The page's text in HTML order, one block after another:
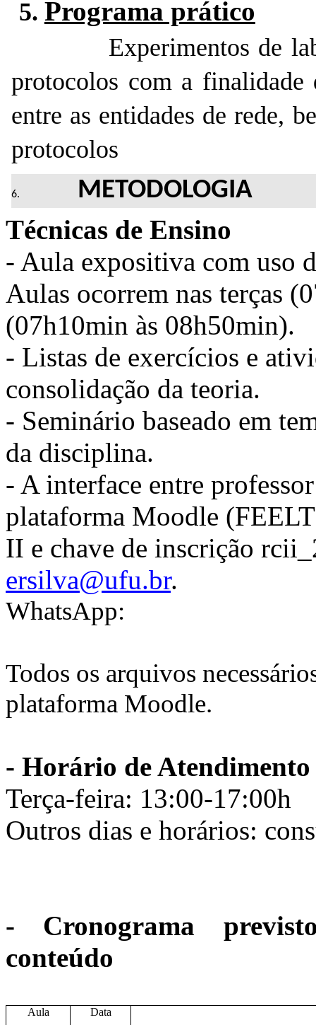
5. Programa prático
Experimentos de
protocolos com a finalidade
entre as entidades de rede,
protocolos
METODOLOGIA
Técnicas de Ensino
- Aula expositiva com uso
Aulas ocorrem nas terças
(07h10min às 08h50min).
- Listas de exercícios e
consolidação da teoria.
- Seminário baseado em
da disciplina.
- A interface entre
plataforma Moodle
II e chave de inscrição
ersilva@ufu.br.
WhatsApp:
Todos os arquivos
plataforma Moodle.
- Horário de Atendimento
Terça-feira: 13:00-17:00h
Outros dias e horários:
- Cronograma
conteúdo
Aula
Data